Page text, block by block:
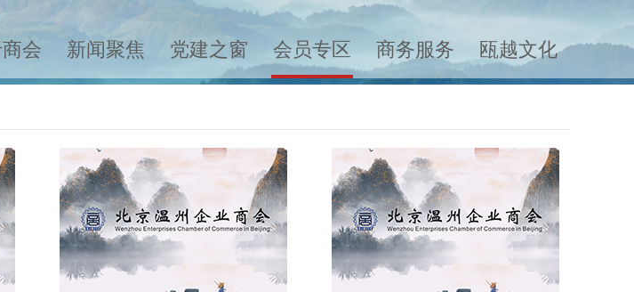
会 新闻聚焦 党建之窗 会员专区 商务服务 瓯越文化